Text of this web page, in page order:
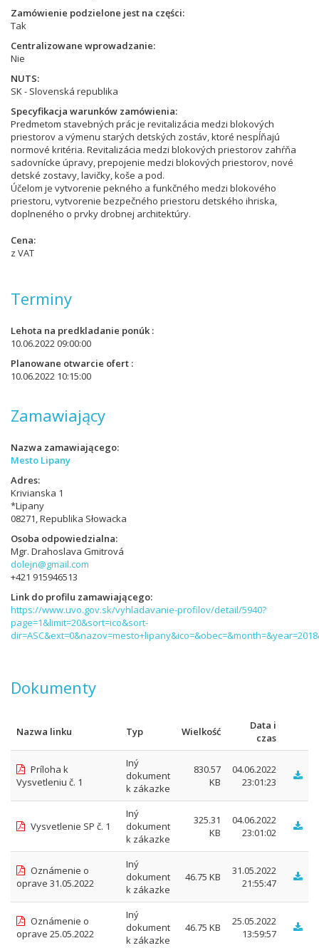
Zamówienie podzielone jest na części
Tak
Centralizowane wprowadzanie
Nie
NUTS
SK - Slovenská republika
Specyfikacja warunków zamówienia
Predmetom stavebných prác je revitalizácia medzi blokových
priestorov a výmenu starých detských zostáv, ktoré nespĺňajú
normové kritéria. Revitalizácia medzi blokových priestorov zahŕňa
sadovnícke úpravy, prepojenie medzi blokových priestorov, nové
detské zostavy, lavičky, koše a pod.
Účelom je vytvorenie pekného a funkčného medzi blokového
priestoru, vytvorenie bezpečného priestoru detského ihriska,
doplneného o prvky drobnej architektúry.
Cena
z VAT
Terminy
Lehota na predkladanie ponúk
10.06.2022 09:00:00
Planowane otwarcie ofert
10.06.2022 10:15:00
Zamawiający
Nazwa zamawiającego
Mesto Lipany
Adres
Krivianska 1
*Lipany
08271, Republika Słowacka
Osoba odpowiedzialna
Mgr. Drahoslava Gmitrová
dolejn@gmail.com
+421 915946513
Link do profilu zamawiającego
https://www.uvo.gov.sk/vyhladavanie-profilov/detail/5940?
page=1&limit=20&sort=ico&sort-
Dokumenty
Nazwa linku Typ Wielkość
Data i
czas
Príloha k
Vysvetleniu č. 1
Iný
dokument
k zákazke
830.57
KB
04.06.2022
23:01:23
Vysvetlenie SP č. 1
Iný
dokument
k zákazke
325.31
KB
04.06.2022
23:01:02
Oznámenie o
oprave 31.05.2022
Iný
dokument
k zákazke
46.75 KB
31.05.2022
21:55:47
Oznámenie o
oprave 25.05.2022
Iný
dokument
k zákazke
46.75 KB
25.05.2022
13:59:57